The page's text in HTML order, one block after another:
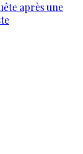
après une